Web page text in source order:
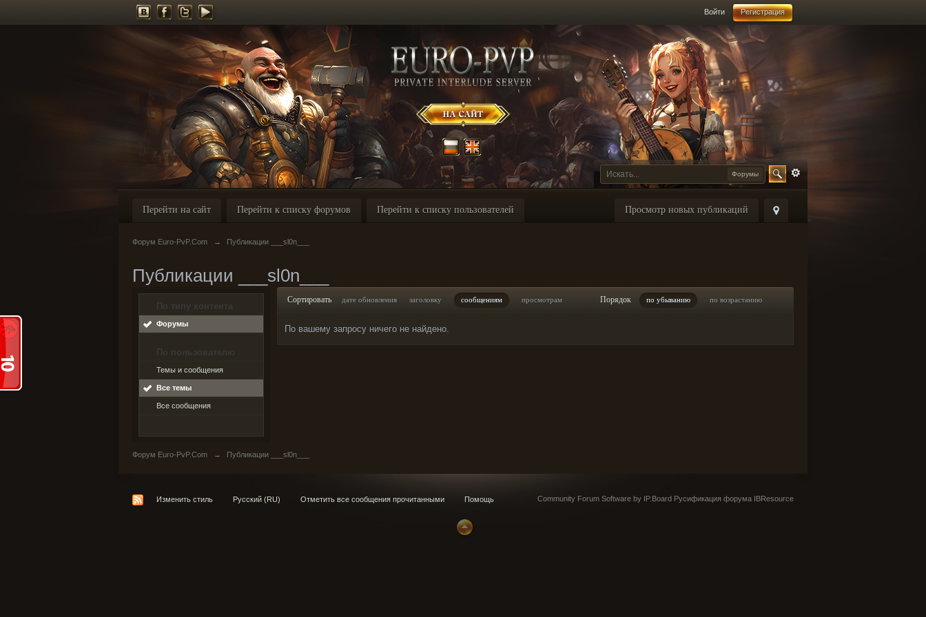
Войти Регистрация
Форумы
Просмотр новых публикаций
Перейти на сайт Перейти к списку форумов Перейти к списку пользователей
Форум Euro-PvP.Com → Публикации ___sl0n___
Публикации ___sl0n___
По типу контента
Форумы
По пользователю
Темы и сообщения
Все темы
Все сообщения
Сортировать дате обновления заголовку сообщениям просмотрам Порядок по убыванию по возрастанию
По вашему запросу ничего не найдено.
Форум Euro-PvP.Com → Публикации ___sl0n___
Изменить стиль Русский (RU) Отметить все сообщения прочитанными Помощь Community Forum Software by IP.Board Русификация форума IBResource